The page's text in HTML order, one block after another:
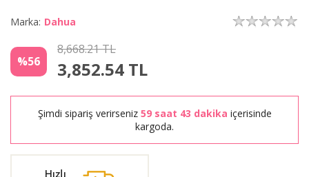
Marka: Dahua
%56
8,668.21 TL
3,852.54 TL
Şimdi sipariş verirseniz 59 saat 43 dakika içerisinde
kargoda.